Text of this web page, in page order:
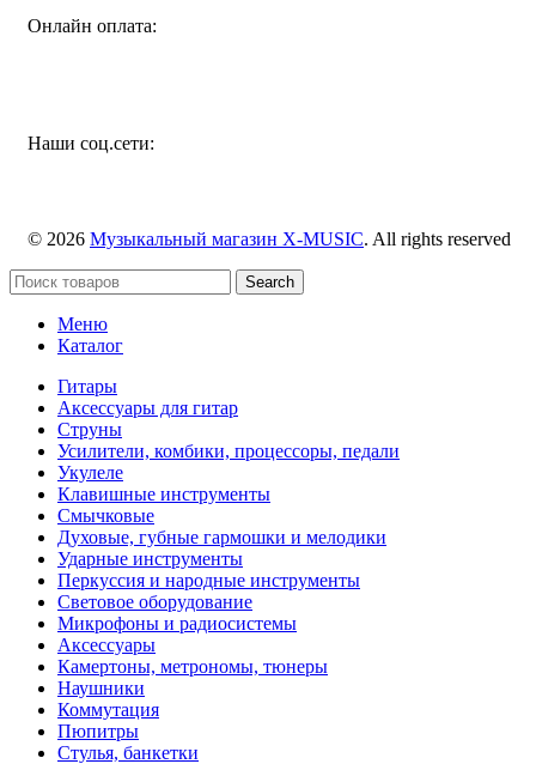
Онлайн оплата:
Наши соц.сети:
© 2026 Музыкальный магазин X-MUSIC. All rights reserved
Search
Меню
Каталог
Гитары
Аксессуары для гитар
Струны
Усилители, комбики, процессоры, педали
Укулеле
Клавишные инструменты
Смычковые
Духовые, губные гармошки и мелодики
Ударные инструменты
Перкуссия и народные инструменты
Световое оборудование
Микрофоны и радиосистемы
Аксессуары
Камертоны, метрономы, тюнеры
Наушники
Коммутация
Пюпитры
Стулья, банкетки